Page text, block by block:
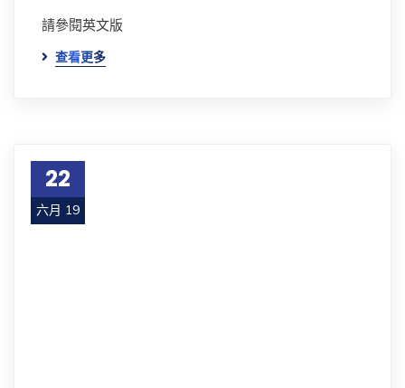
請參閱英文版
查看更多
22
六月 19